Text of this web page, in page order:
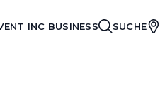
INC BUSINESS SUCHE